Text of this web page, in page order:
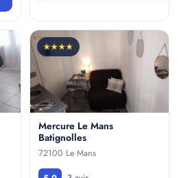
★★★★
Mercure Le Mans
Batignolles
72100 Le Mans